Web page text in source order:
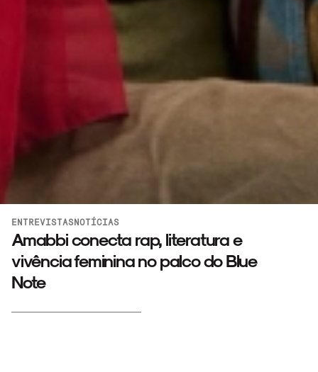
ENTREVISTASNOTÍCIAS
Amabbi conecta rap, literatura e
vivência feminina no palco do Blue
Note